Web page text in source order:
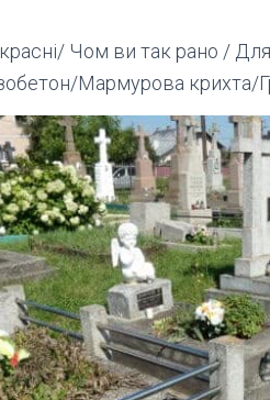
Чом ви так рано /
Мармурова крихта/